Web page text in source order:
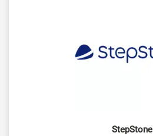
StepStone